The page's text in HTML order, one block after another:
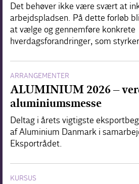
Det behøver ikke være svært at
arbejdspladsen. På dette forløb
at vælge og gennemføre konkrete
hverdagsforandringer, som
ARRANGEMENTER
ALUMINIUM 2026 –
aluminiumsmesse
Deltag i årets vigtigste
af Aluminium Danmark i
Eksportrådet.
KURSUS